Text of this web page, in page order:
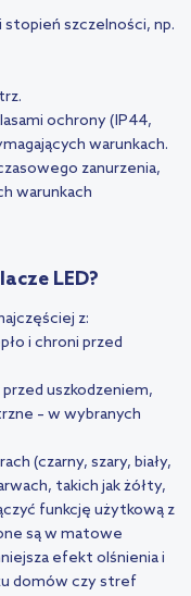
stopień szczelności, np.
ochrony (IP44,
warunkach.
zanurzenia,
warunkach
LED?
z:
i chroni przed
uszkodzeniem,
– w wybranych
(czarny, szary, biały,
takich jak żółty,
funkcję użytkową z
są w matowe
efekt olśnienia i
domów czy stref